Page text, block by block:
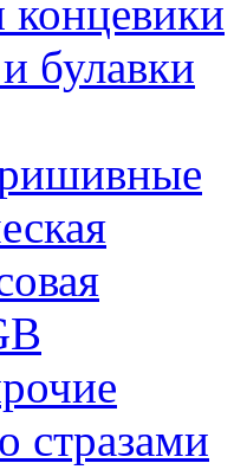
булавки
стразами